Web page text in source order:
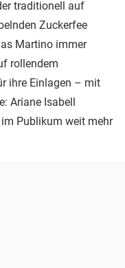
traditionell auf
Zuckerfee
Martino immer
rollendem
ihre Einlagen – mit
Ariane Isabell
Publikum weit mehr